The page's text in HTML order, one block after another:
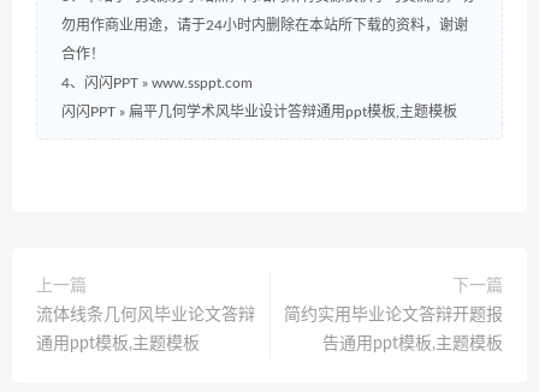
勿用作商业用途，请于24小时内删除在本站所下载的资料，谢谢
合作！
4、闪闪PPT » www.ssppt.com
闪闪PPT » 扁平几何学术风毕业设计答辩通用ppt模板,主题模板
上一篇
流体线条几何风毕业论文答辩
通用ppt模板,主题模板
下一篇
简约实用毕业论文答辩开题报
告通用ppt模板,主题模板